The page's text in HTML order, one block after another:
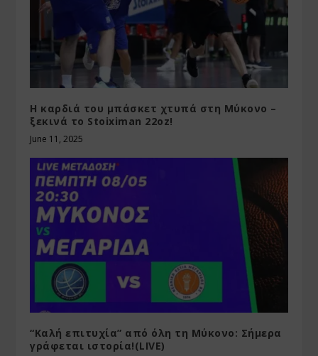
Η καρδιά του μπάσκετ χτυπά στη Μύκονο –
ξεκινά το Stoiximan 22oz!
June 11, 2025
“Καλή επιτυχία” από όλη τη Μύκονο: Σήμερα
γράφεται ιστορία!(LIVE)